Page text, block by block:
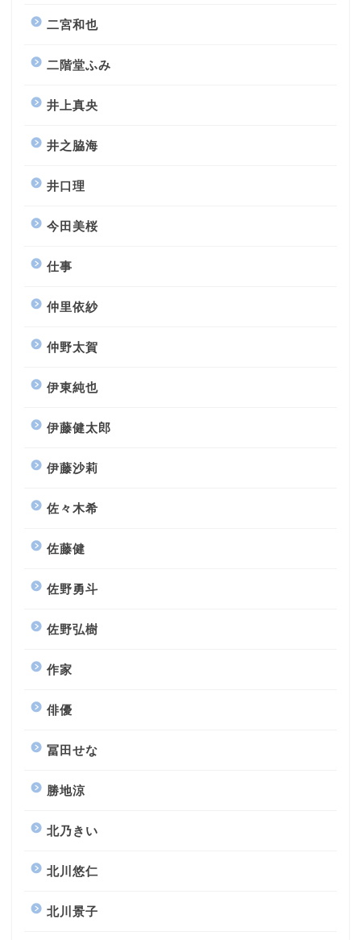
二宮和也
二階堂ふみ
井上真央
井之脇海
井口理
今田美桜
仕事
仲里依紗
仲野太賀
伊東純也
伊藤健太郎
伊藤沙莉
佐々木希
佐藤健
佐野勇斗
佐野弘樹
作家
俳優
冨田せな
勝地涼
北乃きい
北川悠仁
北川景子